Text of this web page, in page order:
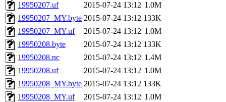
19950207.uf
2015-07-24 13:12 1.0M
19950207_MY.byte 2015-07-24 13:12 133K
19950207_MY.uf
2015-07-24 13:12 1.0M
19950208.byte
2015-07-24 13:12 133K
19950208.nc
2015-07-24 13:12 1.4M
19950208.uf
2015-07-24 13:12 1.0M
19950208_MY.byte 2015-07-24 13:12 133K
19950208_MY.uf
2015-07-24 13:12 1.0M